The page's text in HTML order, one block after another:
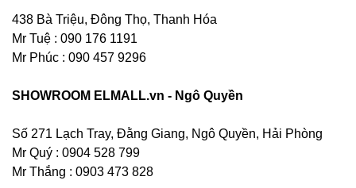
438 Bà Triệu, Đông Thọ, Thanh Hóa
Mr Tuệ : 090 176 1191
Mr Phúc : 090 457 9296
SHOWROOM ELMALL.vn - Ngô Quyền
Số 271 Lạch Tray, Đằng Giang, Ngô Quyền, Hải Phòng
Mr Quý : 0904 528 799
Mr Thắng : 0903 473 828